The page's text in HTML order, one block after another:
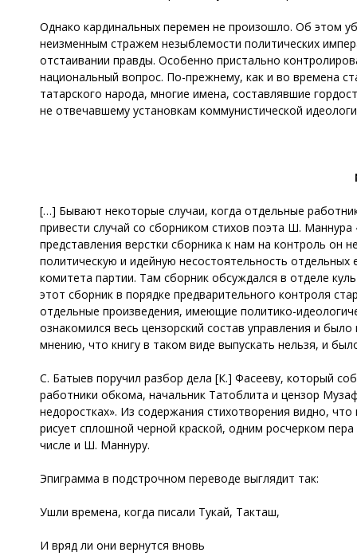
Однако кардинальных перемен не произошло. Об этом
неизменным стражем незыблемости политических
отстаивании правды. Особенно пристально
национальный вопрос. По-прежнему, как и во времена
татарского народа, многие имена, составлявшие
не отвечавшему установкам коммунистической
[…] Бывают некоторые случаи, когда отдельные
привести случай со сборником стихов поэта Ш.
представления верстки сборника к нам на контроль он
политическую и идейную несостоятельность
комитета партии. Там сборник обсуждался в отделе
этот сборник в порядке предварительного контроля
отдельные произведения, имеющие политико-
ознакомился весь цензорский состав управления и
мнению, что книгу в таком виде выпускать нельзя, и
С. Батыев поручил разбор дела [К.] Фасееву, который
работники обкома, начальник Татоблита и цензор
недоростках». Из содержания стихотворения видно,
рисует сплошной черной краской, одним росчерком
числе и Ш. Маннуру.
Эпиграмма в подстрочном переводе выглядит так:
Ушли времена, когда писали Тукай, Такташ,
И вряд ли они вернутся вновь